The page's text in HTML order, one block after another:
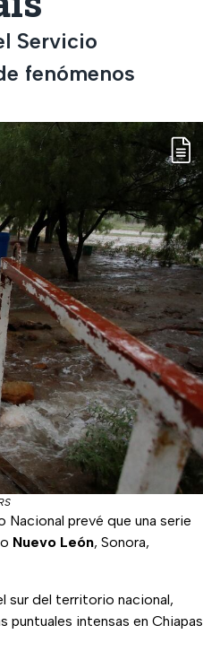
Servicio
fenómenos
prevé que una serie
Nuevo León, Sonora,
sur del territorio nacional,
puntuales intensas en Chiapas